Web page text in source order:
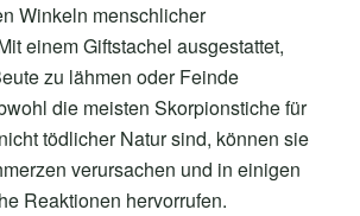
Winkeln menschlicher
einem Giftstachel ausgestattet,
zu lähmen oder Feinde
die meisten Skorpionstiche für
tödlicher Natur sind, können sie
verursachen und in einigen
Reaktionen hervorrufen.